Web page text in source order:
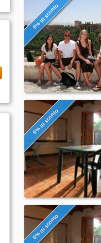
6% di sconto
6% di sconto
6% di sconto